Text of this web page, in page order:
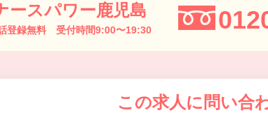
ースパワー鹿児島
登録無料 受付時間9:00〜19:30
この求人に問い合